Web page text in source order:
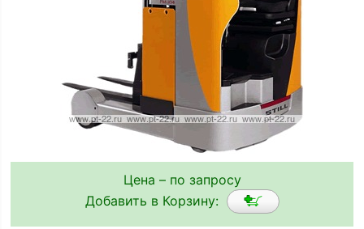
Цена – по запросу
Добавить в Корзину: